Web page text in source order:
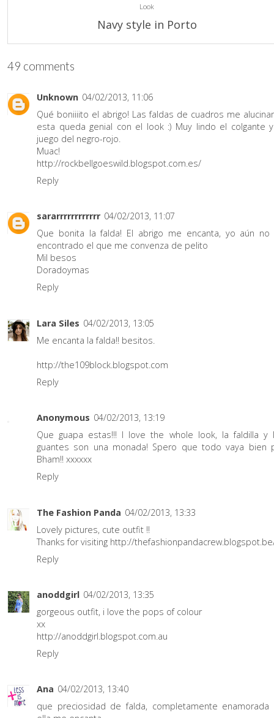
Look
Navy style in Porto
49 comments
Unknown 04/02/2013, 11:06
Qué boniiiito el abrigo! Las faldas de cuadros me
esta queda genial con el look :) Muy lindo el colgante
juego del negro-rojo.
Muac!
http://rockbellgoeswild.blogspot.com.es/
Reply
sararrrrrrrrrrrr 04/02/2013, 11:07
Que bonita la falda! El abrigo me encanta, yo aún no
encontrado el que me convenza de pelito
Mil besos
Doradoymas
Reply
Lara Siles 04/02/2013, 13:05
Me encanta la falda!! besitos.
http://the109block.blogspot.com
Reply
Anonymous 04/02/2013, 13:19
Que guapa estas!!! I love the whole look, la faldilla y
guantes son una monada! Spero que todo vaya bien
Bham!! xxxxxx
Reply
The Fashion Panda 04/02/2013, 13:33
Lovely pictures, cute outfit !!
Thanks for visiting http://
Reply
anoddgirl 04/02/2013, 13:35
gorgeous outfit, i love the pops of colour
xx
http://anoddgirl.blogspot.com.au
Reply
Ana 04/02/2013, 13:40
que preciosidad de falda, completamente enamorada